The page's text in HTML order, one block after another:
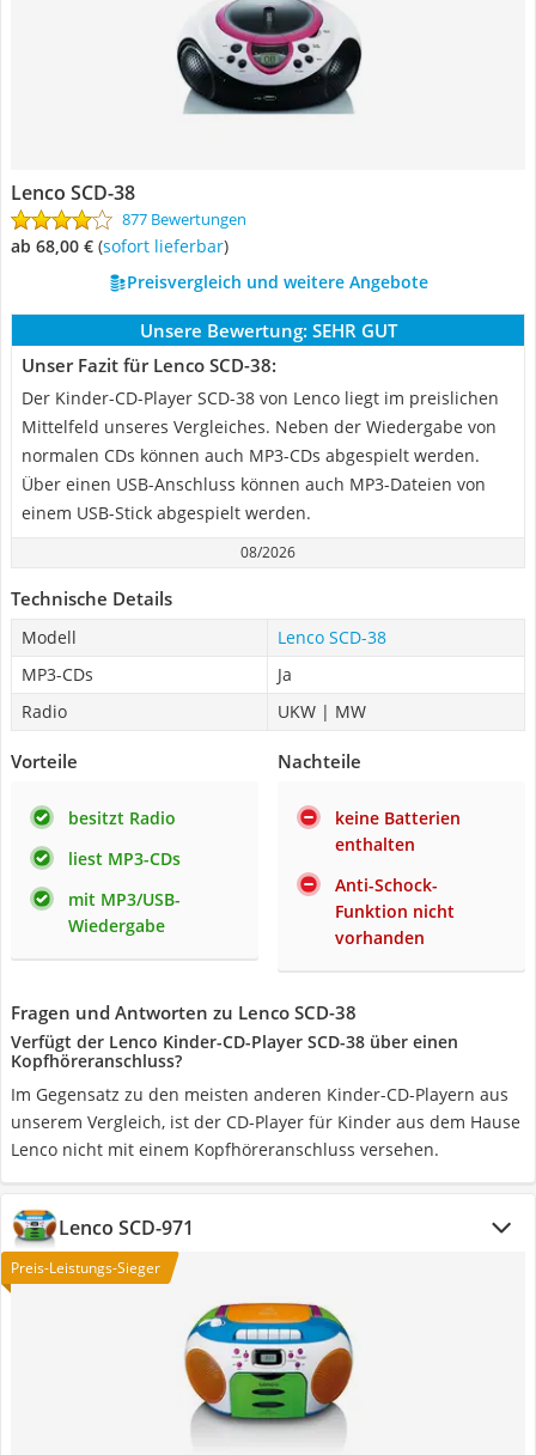
Lenco SCD-38
877 Bewertungen
ab 68,00 € ( Sofort lieferbar)
Preisvergleich und weitere Angebote
Unsere Bewertung: SEHR GUT
Unser Fazit für Lenco SCD-38:
Der Kinder-CD-Player SCD-38 von Lenco liegt im preislichen
Mittelfeld unseres Vergleiches. Neben der Wiedergabe von
normalen CDs können auch MP3-CDs abgespielt werden.
Über einen USB-Anschluss können auch MP3-Dateien von
einem USB-Stick abgespielt werden.
08/2026
Technische Details
Modell
Lenco SCD-38
MP3-CDs
Ja
Radio
UKW | MW
Vorteile
besitzt Radio
liest MP3-CDs
mit MP3/USB-
Wiedergabe
Nachteile
keine Batterien
enthalten
Anti-Schock-
Funktion nicht
vorhanden
Fragen und Antworten zu Lenco SCD-38
Verfügt der Lenco Kinder-CD-Player SCD-38 über einen
Kopfhöreranschluss?
Im Gegensatz zu den meisten anderen Kinder-CD-Playern aus
unserem Vergleich, ist der CD-Player für Kinder aus dem Hause
Lenco nicht mit einem Kopfhöreranschluss versehen.
Lenco SCD-971
Preis-Leistungs-Sieger